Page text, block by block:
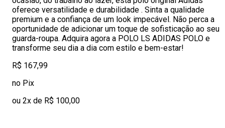
oferece versatilidade e durabilidade . Sinta a qualidade
premium e a confiança de um look impecável. Não perca a
oportunidade de adicionar um toque de sofisticação ao seu
guarda-roupa. Adquira agora a POLO LS ADIDAS POLO e
transforme seu dia a dia com estilo e bem-estar!
R$ 167,99
no Pix
ou 2x de R$ 100,00